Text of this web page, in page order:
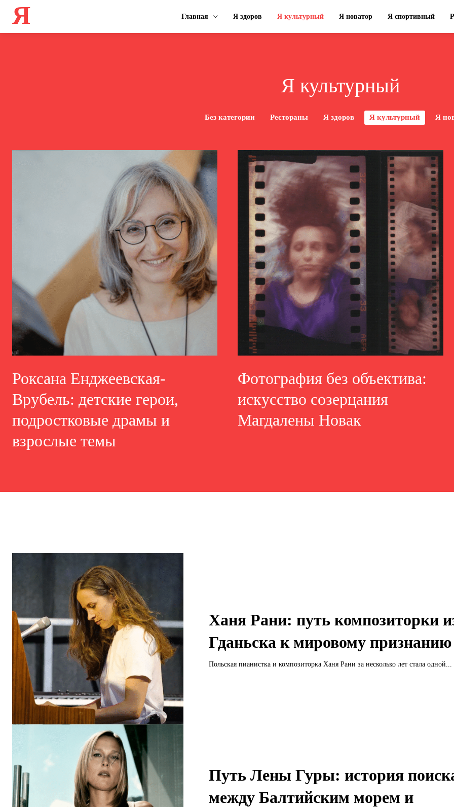
Я Главная Я здоров Я культурный Я новатор Я спортивный
Я культурный
Без категории Рестораны Я здоров Я культурный Я
Роксана Енджеевская-
Врубель: детские герои,
подростковые драмы и
взрослые темы
Фотография без объектива:
искусство созерцания
Магдалены Новак
Ханя Рани: путь композиторки
Гданьска к мировому признанию
Польская пианистка и композиторка Ханя Рани за несколько лет стала одной...
Путь Лены Гуры: история
между Балтийским морем и